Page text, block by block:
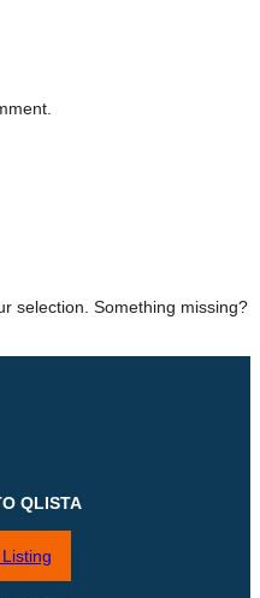
selection. Something missing?
QLISTA